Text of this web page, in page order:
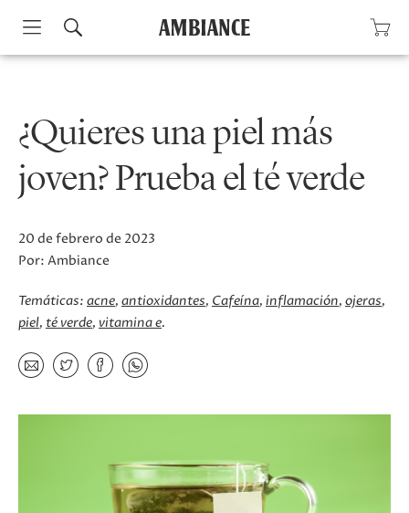
Skip
¿Quieres una piel más
joven? Prueba el té verde
20 de febrero de 2023
Por: Ambiance
Temáticas: acne antioxidantes Cafeína inflamación ojeras
piel té verde vitamina e